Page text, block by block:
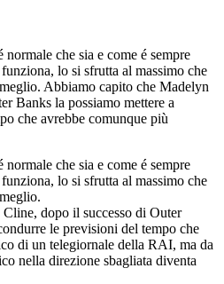
che sia e come é sempre
lo si sfrutta al massimo che
Abbiamo capito che Madelyn
Banks la possiamo mettere a
che avrebbe comunque più
che sia e come é sempre
lo si sfrutta al massimo che
dopo il successo di Outer
le previsioni del tempo che
di un telegiornale della RAI, ma da
nella direzione sbagliata diventa